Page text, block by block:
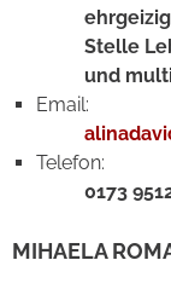
Stelle
und
Email:
Telefon:
0173
MIHAELA